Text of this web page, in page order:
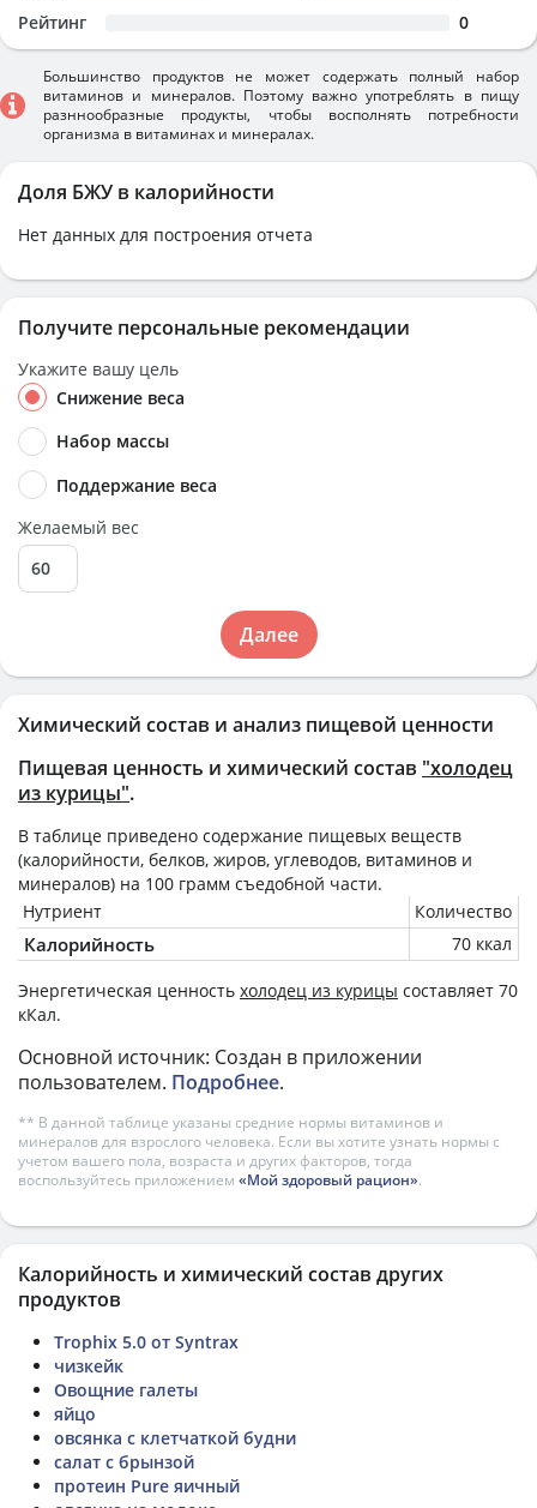
Химический состав и анализ пищевой ценности
Пищевая ценность и химический состав "холодец
из курицы".
В таблице приведено содержание пищевых веществ
(калорийности, белков, жиров, углеводов, витаминов и
минералов) на 100 грамм съедобной части.
Нутриент
Количество
Калорийность 70 ккал
Энергетическая ценность холодец из курицы составляет 70
кКал.
Основной источник: Создан в приложении
пользователем. Подробнее.
** В данной таблице указаны средние нормы витаминов и
минералов для взрослого человека. Если вы хотите узнать нормы с
учетом вашего пола, возраста и других факторов, тогда
воспользуйтесь приложением «Мой здоровый рацион».
Рейтинг 0
Большинство продуктов не может содержать полный набор
витаминов и минералов. Поэтому важно употреблять в пищу
разннообразные продукты, чтобы восполнять потребности
организма в витаминах и минералах.
Доля БЖУ в калорийности
Нет данных для построения отчета
Получите персональные рекомендации
Укажите вашу цель
Снижение веса
Набор массы
Поддержание веса
Желаемый вес
Далее
Калорийность и химический состав других
продуктов
Trophix 5.0 от Syntrax
чизкейк
Овощние галеты
яйцо
овсянка с клетчаткой будни
салат с брынзой
протеин Pure яичный